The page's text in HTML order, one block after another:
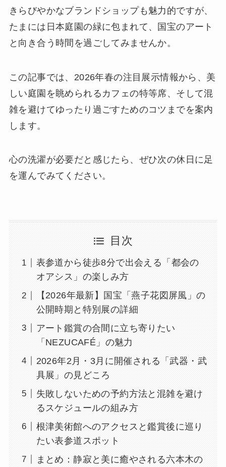
きらびやかなブランドショップも魅力的ですが、
たまには日本庭園の緑に包まれて、国宝のアート
と向き合う時間を過ごしてみませんか。
この記事では、2026年春の注目展示情報から、美
しい庭園を眺められるカフェの特等席、そして混
雑を避けてゆったり過ごすためのコツまでを案内
します。
心の洗濯が必要だと感じたら、ぜひ次の休日に足
を運んでみてください。
目次
表参道から徒歩8分で出会える「都会の
オアシス」の楽しみ方
【2026年最新】国宝「燕子花図屏風」の
公開時期と特別展の詳細
アート鑑賞の合間に立ち寄りたい
「NEZUCAFÉ」の魅力
2026年2月・3月に開催される「武器・武
具展」の見どころ
失敗しないための予約方法と混雑を避け
るスケジュールの組み方
根津美術館へのアクセスと鑑賞後に巡り
たい表参道スポット
まとめ：静寂と美に癒やされる六本木の